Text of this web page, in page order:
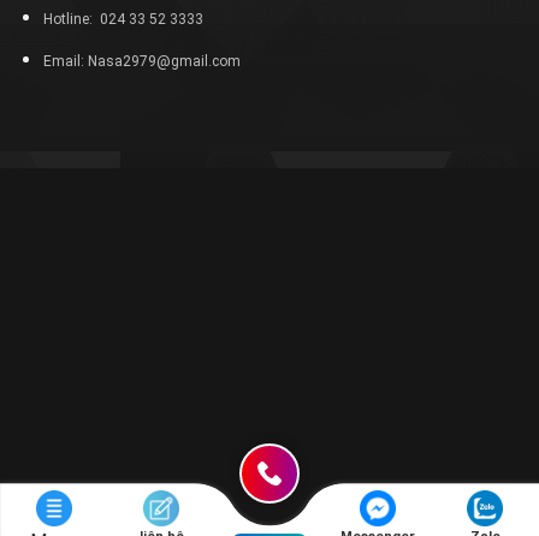
Hotline: 024 33 52 3333
Email: Nasa2979@gmail.com